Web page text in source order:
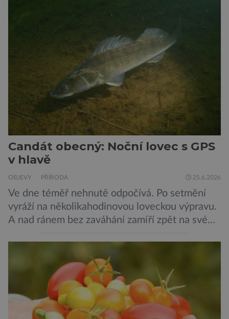
potřeby, které by mohly kůži ochránit před
mnoha nepříznivými vlivy prostředí. A Jižní
Korea se v tomto ujímá vedení… „Jako
Candát obecný: Noční lovec s GPS
v hlavě
OBJEVY PŘÍRODA 25.6.2026
Ve dne téměř nehnutě odpočívá. Po setmění
vyráží na několikahodinovou loveckou výpravu.
A nad ránem bez zaváhání zamíří zpět na své
ukazuje, že candát obecný má mnohem lepší
orientační schopnosti, než si biologové dosud
mysleli. Vědci z Biologického centra Akademie
věd ČR sledovali pohyb candátů v jihočeské
nádrži Římov […]